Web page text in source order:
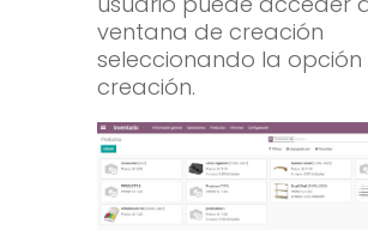
ventana de creación
seleccionando la opción
creación.